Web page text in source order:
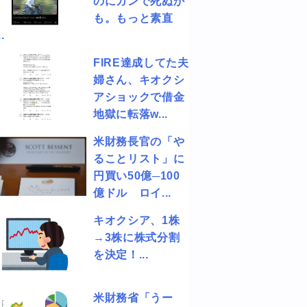
も。もっと素直
FIRE達成してた夫
婦さん、キオクシ
アショックで借金
地獄に転落w...
米財務長官の「や
ることリスト」に
円買い50億─100
億ドル ロイ...
キオクシア、1株
→3株に株式分割
を決定！...
米財務省「うー